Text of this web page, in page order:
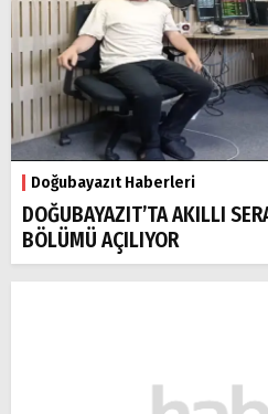
Doğubayazıt Haberleri
DOĞUBAYAZIT’TA AKILLI
BÖLÜMÜ AÇILIYOR